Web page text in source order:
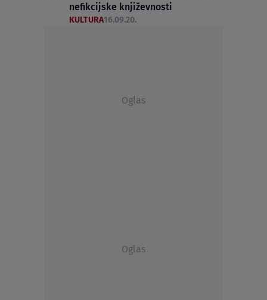
nefikcijske književnosti
KULTURA16.09.20.
Oglas
Oglas